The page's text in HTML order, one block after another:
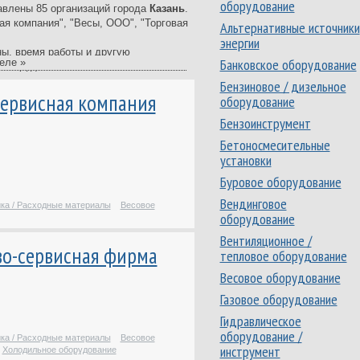
»
85 организаций города Казань.
компания", "Весы, ООО", "Торговая
время работы и другую
ведущих свою деятельность в
учреждений Казани.
выбор.
компания
/ Расходные материалы
Весовое
сервисная фирма
/ Расходные материалы
Весовое
Холодильное оборудование
оборудование
Альтернативные источники
энергии
Банковское оборудование
Бензиновое / дизельное
оборудование
Бензоинструмент
Бетоносмесительные
установки
Буровое оборудование
Вендинговое
оборудование
Вентиляционное /
тепловое оборудование
Весовое оборудование
Газовое оборудование
Гидравлическое
оборудование /
инструмент